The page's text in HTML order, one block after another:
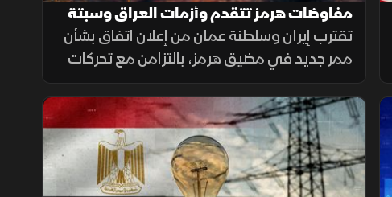
مفاوضات هرمز تتقدم وأزمات العراق وسبتة
تتصدر المشهد
تقترب إيران وسلطنة عمان من إعلان اتفاق بشأن
ممر جديد في مضيق هرمز، بالتزامن مع تحركات
إقليمية لحماية الملاحة، وأزمة مالية متفاقمة
في العراق ومخاوف إنسانية بعد أحداث سبتة.